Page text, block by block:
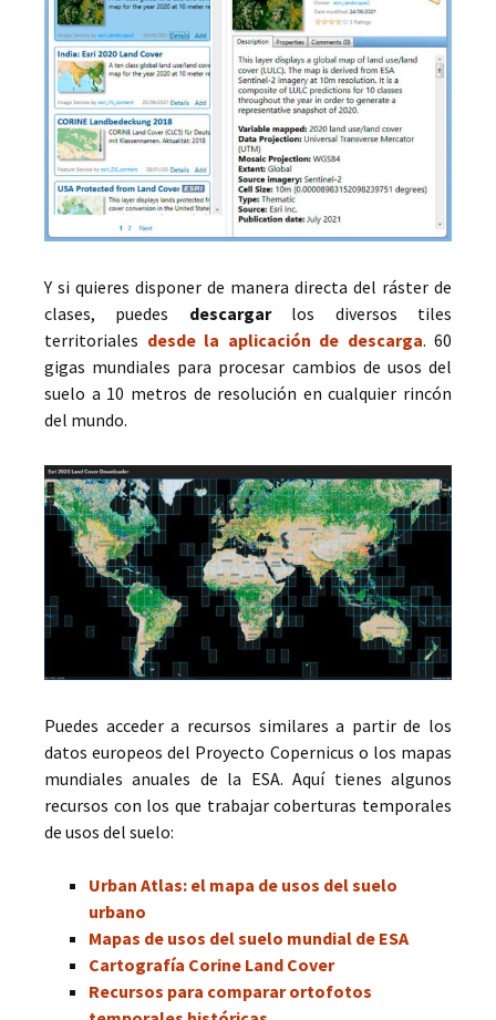
Y si quieres disponer de manera directa del ráster de
clases, puedes descargarlos diversos tiles
territoriales desde la aplicación de descarga. 60
gigas mundiales para procesar cambios de usos del
suelo a 10 metros de resolución en cualquier rincón
del mundo.
Puedes acceder a recursos similares a partir de los
datos europeos del Proyecto Copernicus o los mapas
mundiales anuales de la ESA. Aquí tienes algunos
recursos con los que trabajar coberturas temporales
de usos del suelo:
Urban Atlas: el mapa de usos del suelo
urbano
Mapas de usos del suelo mundial de ESA
Cartografía Corine Land Cover
Recursos para comparar ortofotos